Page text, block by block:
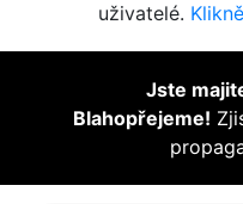
uživatelé.
Jste
Blahopřejeme!